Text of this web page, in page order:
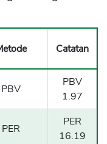
Catatan
PBV
PBV
1.97
PER
PER
16.19